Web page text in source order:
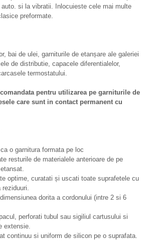
si la vibratii. Inlocuieste cele mai multe
preformate.
bai de ulei, garniturile de etanșare ale galeriei
de distributie, capacele diferentialelor,
termostatului.
pentru utilizarea pe garniturile de
care sunt in contact permanent cu
o garnitura formata pe loc
resturile de materialele anterioare de pe
optime, curatati și uscati toate suprafetele cu
reziduuri.
dorita a cordonului (intre 2 si 6
perforati tubul sau sigiliul cartusului si
extensie.
continuu si uniform de silicon pe o suprafata.